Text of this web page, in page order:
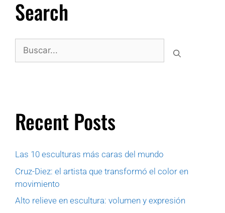
Search
Recent Posts
Las 10 esculturas más caras del mundo
Cruz-Diez: el artista que transformó el color en
movimiento
Alto relieve en escultura: volumen y expresión